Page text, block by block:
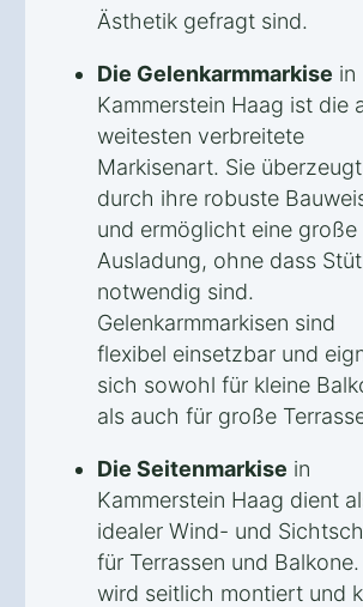
Ästhetik gefragt sind.
Die Gelenkarmmarkise in
Kammerstein Haag ist die
weitesten verbreitete
Markisenart. Sie überzeugt
durch ihre robuste
und ermöglicht eine große
Ausladung, ohne dass
notwendig sind.
Gelenkarmmarkisen sind
flexibel einsetzbar und
sich sowohl für kleine
als auch für große
Die Seitenmarkise in
Kammerstein Haag dient
idealer Wind- und
für Terrassen und Balkone.
wird seitlich montiert und